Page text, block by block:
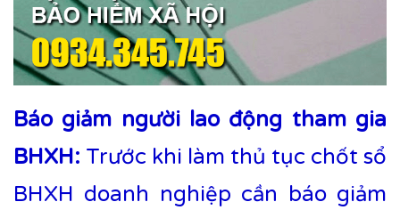
Báo giảm người lao động tham gia
BHXH: Trước khi làm thủ tục chốt sổ
BHXH doanh nghiệp cần báo giảm